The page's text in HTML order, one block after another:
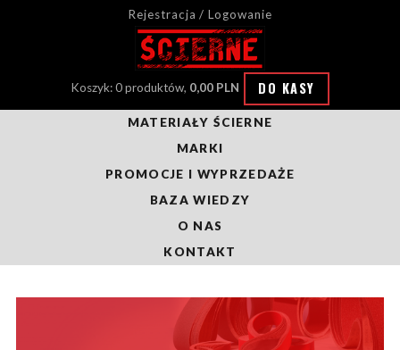
Rejestracja / Logowanie
Koszyk: 0 produktów, 0,00 PLN DO KASY
MATERIAŁY ŚCIERNE
MARKI
PROMOCJE I WYPRZEDAŻE
BAZA WIEDZY
O NAS
KONTAKT